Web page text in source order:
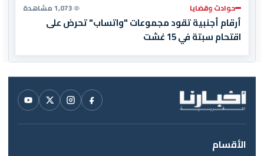
حوادث وقضايا 1,073 مشاهدة
أرقام أجنبية تقود مجموعات "واتساب" تحرض على
اقتحام سبتة في 15 غشت
الأقسام